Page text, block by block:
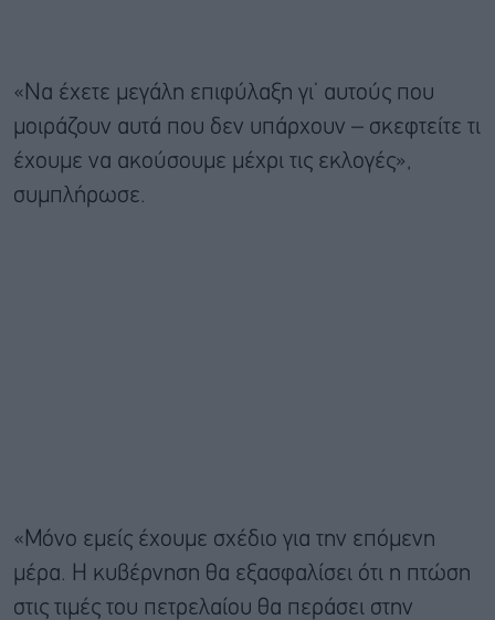
«Να έχετε μεγάλη επιφύλαξη γι’ αυτούς που
μοιράζουν αυτά που δεν υπάρχουν – σκεφτείτε τι
έχουμε να ακούσουμε μέχρι τις εκλογές»,
συμπλήρωσε.
«Μόνο εμείς έχουμε σχέδιο για την επόμενη
μέρα. Η κυβέρνηση θα εξασφαλίσει ότι η πτώση
στις τιμές του πετρελαίου θα περάσει στην